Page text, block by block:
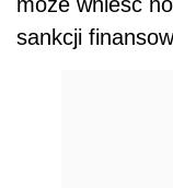
może wnieść
sankcji